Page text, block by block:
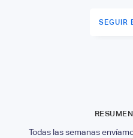
SEGUIR
Todas las semanas